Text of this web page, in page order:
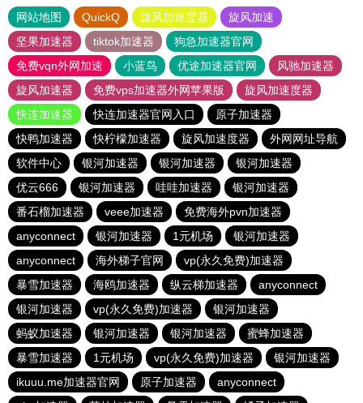
网站地图 QuickQ 旋风加速度器
旋风加速
坚果加速器
tiktok加速器
狗急加速器官网
免费vqn外网加速
小蓝鸟 优途加速器官网
风驰加速器
旋风加速器
免费vps加速器外网苹果版
旋风加速度器
快连加速器
快连加速器官网入口
原子加速器
快鸭加速器
快柠檬加速器 旋风加速度器
外网网址导航
软件中心
银河加速器 银河加速器
银河加速器
优云666
银河加速器 哇哇加速器
银河加速器
番石榴加速器
veee加速器
免费海外pvn加速器
anyconnect
银河加速器 1元机场
银河加速器
anyconnect
海外梯子官网
vp(永久免费)加速器
暴雪加速器
海鸥加速器 纵云梯加速器
anyconnect
银河加速器
vp(永久免费)加速器
银河加速器
蚂蚁加速器
银河加速器 银河加速器
蜜蜂加速器
暴雪加速器
1元机场 vp(永久免费)加速器
银河加速器
ikuuu.me加速器官网
原子加速器
anyconnect